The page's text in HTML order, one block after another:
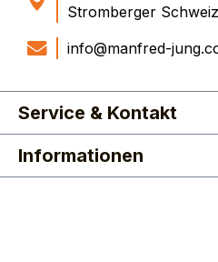
Stromberger
info@manfred-
Service & Kontakt
Informationen